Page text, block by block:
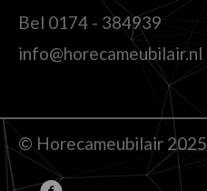
Bel 0174 - 384939
info@horecameubilair.nl
© Horecameubilair 2025